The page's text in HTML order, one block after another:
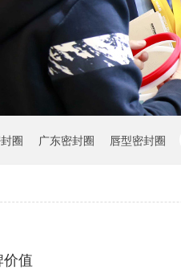
圈 广东密封圈 唇型密封圈
值